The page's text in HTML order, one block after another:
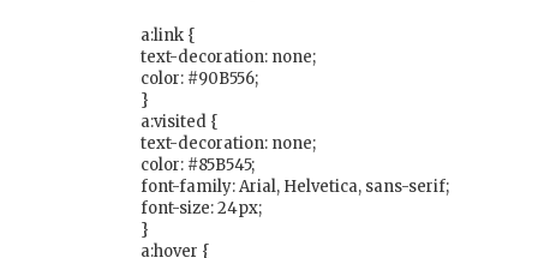
a:link {
text-decoration: none;
color: #90B556;
}
a:visited {
text-decoration: none;
color: #85B545;
font-family: Arial, Helvetica, sans-serif;
font-size: 24px;
}
a:hover {